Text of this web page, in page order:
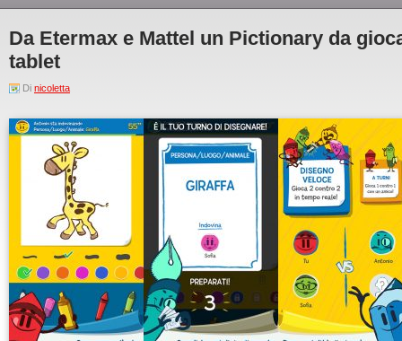
Da Etermax e Mattel un Pictionary da
tablet
Di nicoletta